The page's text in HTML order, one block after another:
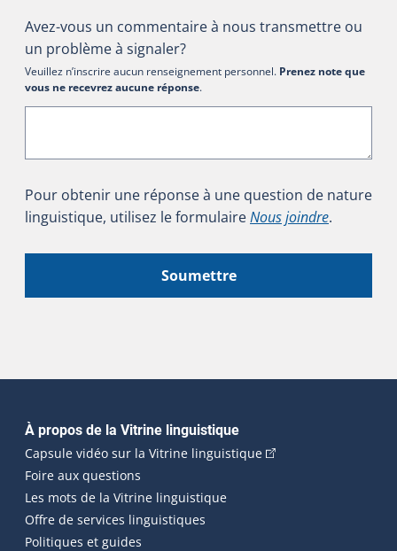
Avez-vous un commentaire à nous transmettre ou
un problème à signaler?
Veuillez n’inscrire aucun renseignement personnel. Prenez note que
vous ne recevrez aucune réponse.
Pour obtenir une réponse à une question de nature
linguistique, utilisez le formulaireNous joindre.
Soumettre
Navigation principale
À propos de la Vitrine linguistique
Capsule vidéo sur la Vitrine linguistique(Cet hyperlien
Foire aux questions
Les mots de la Vitrine linguistique
Offre de services linguistiques
Politiques et guides